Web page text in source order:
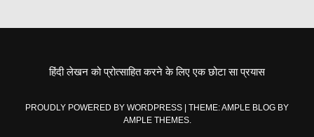
हिंदी लेखन को प्रोत्साहित करने के लिए एक छोटा सा प्रयास
PROUDLY POWERED BY WORDPRESS
THEME: AMPLE BLOG BY
AMPLE THEMES.